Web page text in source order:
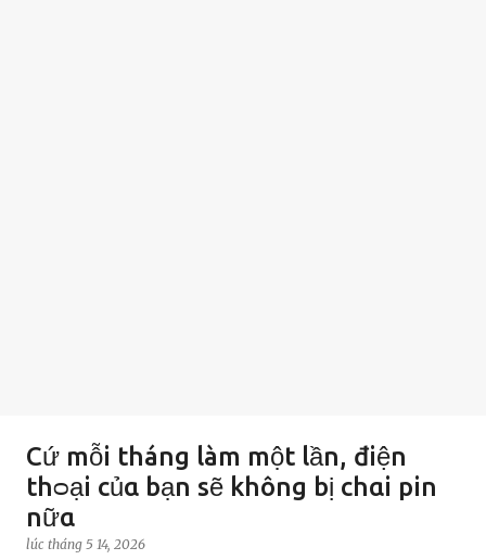
Cứ mỗi tháng làm một lần, điện
thᴑại củα bạn sẽ không bị chαi pin
nữα
lúc tháng 5 14, 2026